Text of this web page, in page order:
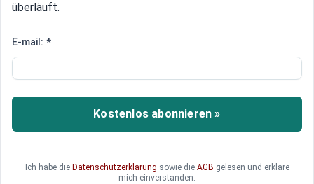
Antrag abgelehnt
Le Pen und Wilders scheitern mit
Bildung von Rechtsfraktion
Das rechte Bündnis von Marine Le Pen scheiterte
entgehen dem Bündnis finanzielle Mittel und
überläuft.
E-mail: *
Kostenlos abonnieren »
Ich habe die Datenschutzerklärung sowie die AGB gelesen und erkläre
mich einverstanden.